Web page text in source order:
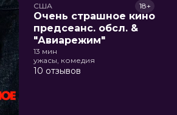
США
Очень страшное кино
предсеанс. обсл. &
"Авиарежим"
18+
13 мин
ужасы, комедия
10 отзывов